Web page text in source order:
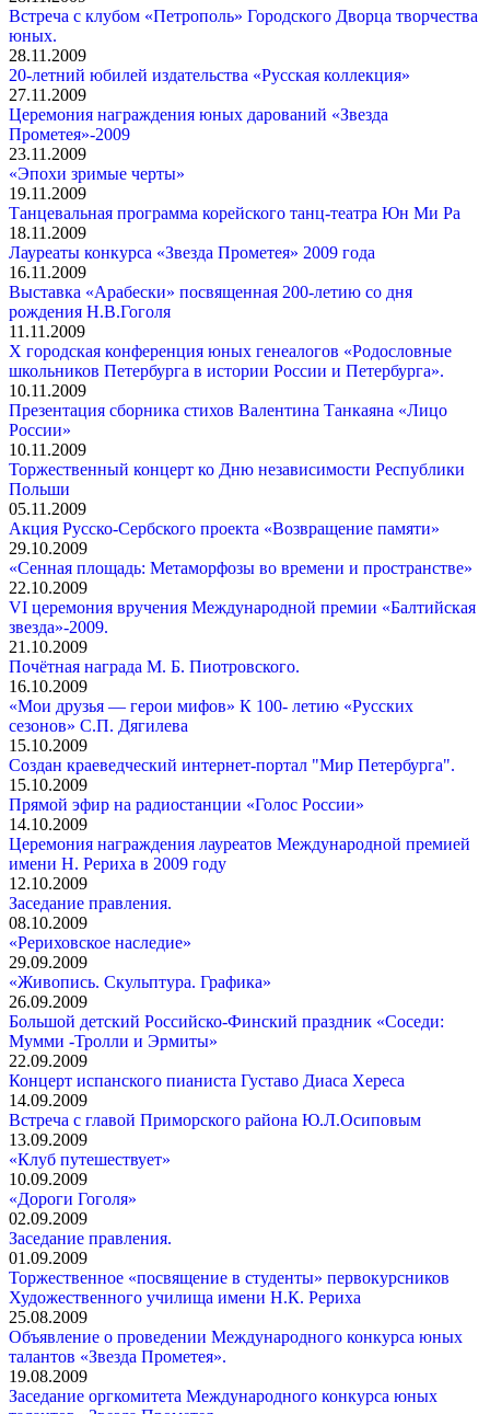
Встреча с клубом «Петрополь» Городского Дворца творчества
юных.
28.11.2009
20-летний юбилей издательства «Русская коллекция»
27.11.2009
Церемония награждения юных дарований «Звезда
Прометея»-2009
23.11.2009
«Эпохи зримые черты»
19.11.2009
Танцевальная программа корейского танц-театра Юн Ми Ра
18.11.2009
Лауреаты конкурса «Звезда Прометея» 2009 года
16.11.2009
Выставка «Арабески» посвященная 200-летию со дня
рождения Н.В.Гоголя
11.11.2009
X городская конференция юных генеалогов «Родословные
школьников Петербурга в истории России и Петербурга».
10.11.2009
Презентация сборника стихов Валентина Танкаяна «Лицо
России»
10.11.2009
Торжественный концерт ко Дню независимости Республики
Польши
05.11.2009
Акция Русско-Сербского проекта «Возвращение памяти»
29.10.2009
«Сенная площадь: Метаморфозы во времени и пространстве»
22.10.2009
VI церемония вручения Международной премии «Балтийская
звезда»-2009.
21.10.2009
Почётная награда М. Б. Пиотровского.
16.10.2009
«Мои друзья — герои мифов» К 100- летию «Русских
сезонов» С.П. Дягилева
15.10.2009
Создан краеведческий интернет-портал "Мир Петербурга".
15.10.2009
Прямой эфир на радиостанции «Голос России»
14.10.2009
Церемония награждения лауреатов Международной премией
имени Н. Рериха в 2009 году
12.10.2009
Заседание правления.
08.10.2009
«Рериховское наследие»
29.09.2009
«Живопись. Скульптура. Графика»
26.09.2009
Большой детский Российско-Финский праздник «Соседи:
Мумми -Тролли и Эрмиты»
22.09.2009
Концерт испанского пианиста Густаво Диаса Хереса
14.09.2009
Встреча с главой Приморского района Ю.Л.Осиповым
13.09.2009
«Клуб путешествует»
10.09.2009
«Дороги Гоголя»
02.09.2009
Заседание правления.
01.09.2009
Торжественное «посвящение в студенты» первокурсников
Художественного училища имени Н.К. Рериха
25.08.2009
Объявление о проведении Международного конкурса юных
талантов «Звезда Прометея».
19.08.2009
Заседание оргкомитета Международного конкурса юных